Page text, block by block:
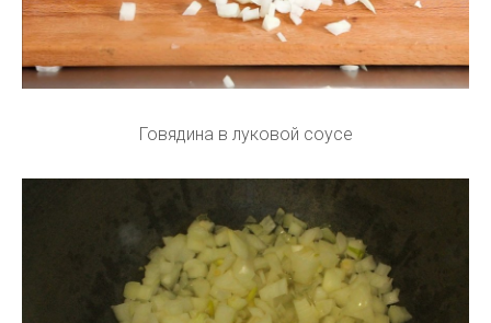
Говядина в луковой соусе